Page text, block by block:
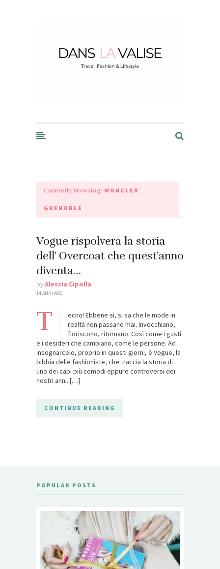
Currently Browsing: MONCLER
GRENOBLE
Vogue rispolvera la storia
dell’ Overcoat che quest’anno
diventa…
byAlessia Cipolla
14 ANNI AGO
T
ecno! Ebbene si, si sa che le mode in
realtà non passano mai. Invecchiano,
fioriscono, ritornano. Così come i gusti
e i desideri che cambiano, come le persone. Ad
insegnarcelo, proprio in questi giorni, è Vogue, la
bibbia delle fashioniste, che traccia la storia di
uno dei capi più comodi eppure controversi dei
nostri anni. […]
CONTINUE READING
POPULAR POSTS